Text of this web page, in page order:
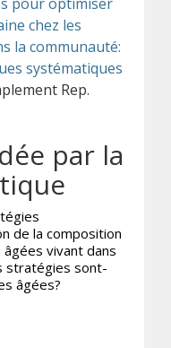
pour optimiser
chez les
la communauté:
systématiques
Rep.
par la
de la composition
vivant dans
stratégies sont-
âgées?